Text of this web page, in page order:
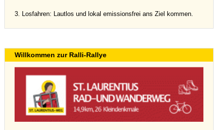
3. Losfahren: Lautlos und lokal emissionsfrei ans Ziel kommen.
Willkommen zur Ralli-Rallye